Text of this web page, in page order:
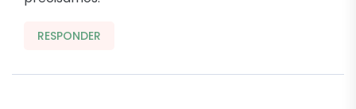
RESPONDER